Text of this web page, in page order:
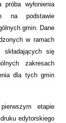
wyłonienia
na podstawie
gmin. Dane
w ramach
się
zakresach
dla tych gmin
etapie
edytorskiego